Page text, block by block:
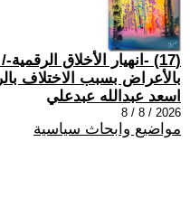
(17) -انهيار الأخلاق
بالأعراض بسبب الاختلاف
اسعد عبدالله عبدعلي
2026 / 8 / 8
مواضيع وابحاث سياسية